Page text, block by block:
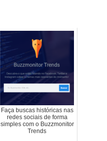
Faça buscas históricas nas
redes sociais de forma
simples com o Buzzmonitor
Trends